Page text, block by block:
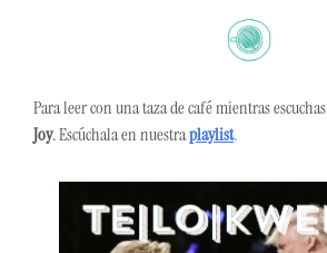
Para leer con una taza de café mientras escuchas
Joy. Escúchala en nuestra playlist.